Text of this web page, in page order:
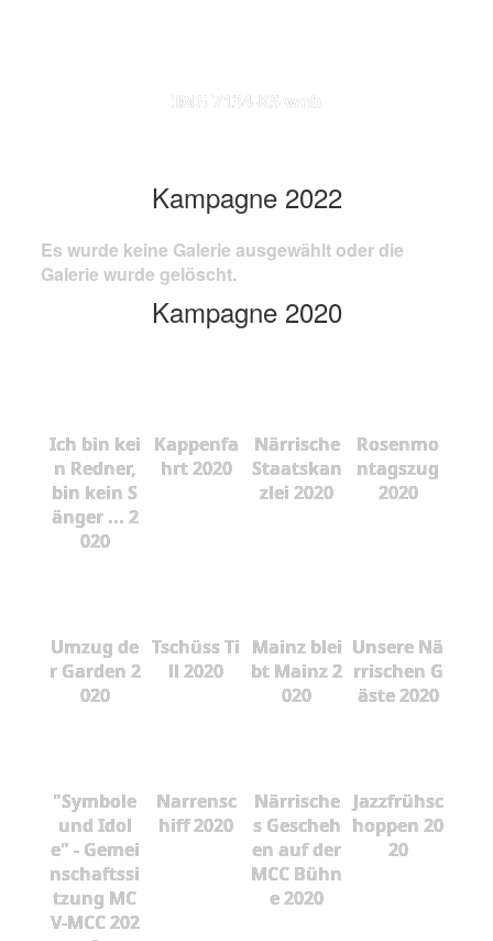
IMG 7134-KS-web
Kampagne 2022
Es wurde keine Galerie ausgewählt oder die
Galerie wurde gelöscht.
Kampagne 2020
Ich bin kei
n Redner,
bin kein S
änger ... 2
020
Kappenfa
hrt 2020
Närrische
Staatskan
zlei 2020
Rosenmo
ntagszug
2020
Umzug de
r Garden 2
020
Tschüss Ti
ll 2020
Mainz blei
bt Mainz 2
020
Unsere Nä
rrischen G
äste 2020
"Symbole
und Idol
e" - Gemei
nschaftssi
tzung MC
V-MCC 202
Narrensc
hiff 2020
Närrische
s Gescheh
en auf der
MCC Bühn
e 2020
Jazzfrühsc
hoppen 20
20